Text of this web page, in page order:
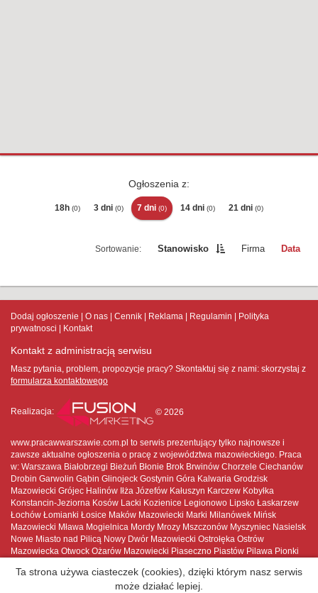
Ogłoszenia z:
18h (0) 3 dni (0) 7 dni (0) 14 dni (0) 21 dni (0)
Stanowisko Firma Data
Dodaj ogłoszenie O nas Cennik Reklama Regulamin
Polityka
prywatnosci
Kontakt
Kontakt z administracją serwisu
Masz pytania, problem, propozycje pracy? Skontaktuj się z nami: skorzystaj z
formularza kontaktowego
Realizacja: © 2026
www.pracawwarszawie.com.pl to serwis prezentujący tylko najnowsze i
zawsze aktualne ogłoszenia o pracę z województwa mazowieckiego. Praca
w: Warszawa Białobrzegi Bieżuń Błonie Brok Brwinów Chorzele Ciechanów
Drobin Garwolin Gąbin Glinojeck Gostynin Góra Kalwaria Grodzisk
Mazowiecki Grójec Halinów Iłża Józefów Kałuszyn Karczew Kobyłka
Konstancin-Jeziorna Kosów Lacki Kozienice Legionowo Lipsko Łaskarzew
Łochów Łomianki Łosice Maków Mazowiecki Marki Milanówek Mińsk
Mazowiecki Mława Mogielnica Mordy Mrozy Mszczonów Myszyniec Nasielsk
Nowe Miasto nad Pilicą Nowy Dwór Mazowiecki Ostrołęka Ostrów
Mazowiecka Otwock Ożarów Mazowiecki Piaseczno Piastów Pilawa Pionki
Raciąż Radom Radzymin Różan Serock Siedlce Sierpc Skaryszew
Sochaczew Sokołów Podlaski Sulejówek Szydłowiec Tarczyn Tłuszcz Warka
Ta strona używa ciasteczek (cookies), dzięki którym nasz serwis
może działać lepiej.